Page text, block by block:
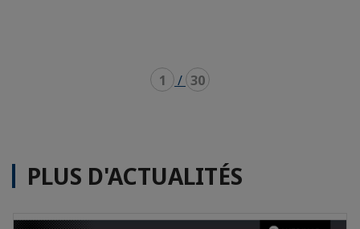
1 / 30
PLUS D'ACTUALITÉS